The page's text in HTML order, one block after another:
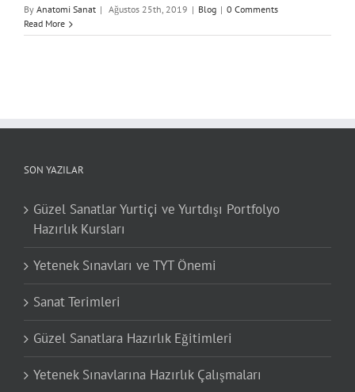
By Anatomi Sanat | Ağustos 25th, 2019 | Blog | 0 Comments
Read More
SON YAZILAR
Güzel Sanatlar Yurtiçi ve Yurtdışı Portfolyo
Hazırlık Kursları
Yetenek Sınavları ve TYT Önemi
Sanat Terimleri
Güzel Sanatlara Hazırlık Eğitimleri
Yetenek Sınavlarına Hazırlık Çalışmaları